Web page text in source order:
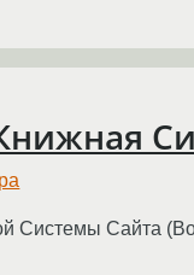
Системы Сайта